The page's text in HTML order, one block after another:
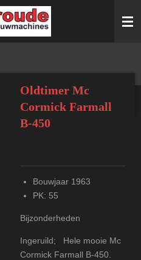
Oldtimer Mc
Cormick Farmall
B-450
Bouwjaar 1963
PK: 55
Bijzonderheden
Ingeruild; Hele mooie Mc
Cormick Farmall B-450.